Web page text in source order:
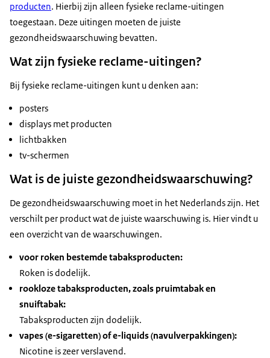
producten. Hierbij zijn alleen fysieke reclame-uitingen
toegestaan. Deze uitingen moeten de juiste
gezondheidswaarschuwing bevatten.
Wat zijn fysieke reclame-uitingen?
Bij fysieke reclame-uitingen kunt u denken aan:
posters
displays met producten
lichtbakken
tv-schermen
Wat is de juiste gezondheidswaarschuwing?
De gezondheidswaarschuwing moet in het Nederlands zijn. Het
verschilt per product wat de juiste waarschuwing is. Hier vindt u
een overzicht van de waarschuwingen.
voor roken bestemde tabaksproducten:
Roken is dodelijk.
rookloze tabaksproducten, zoals pruimtabak en
snuiftabak:
Tabaksproducten zijn dodelijk.
vapes (e-sigaretten) of e-liquids (navulverpakkingen):
Nicotine is zeer verslavend.